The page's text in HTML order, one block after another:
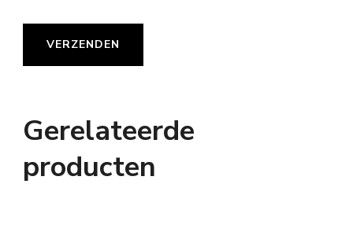
Gerelateerde
producten